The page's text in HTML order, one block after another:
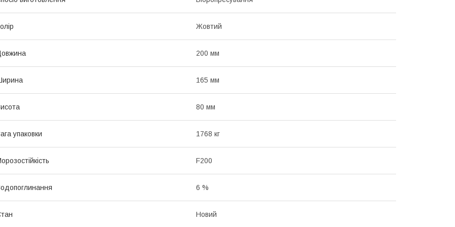
Жовтий
200 мм
165 мм
80 мм
упаковки 1768 кг
F200
6 %
Новий